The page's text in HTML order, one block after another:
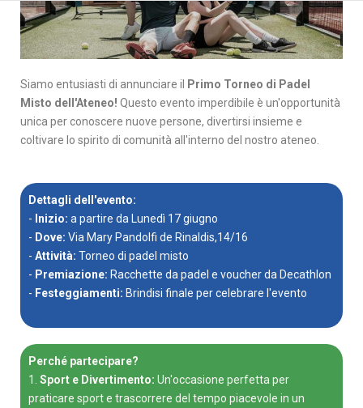
Siamo entusiasti di annunciare il
Primo Torneo di Padel
Misto dell'Ateneo! Questo evento imperdibile è un'opportunità
unica per conoscere nuove persone, divertirsi insieme e
coltivare lo spirito di comunità all'interno del nostro ateneo.
Dettagli dell'evento:
- Inizio: a partire da Lunedì 17 giugno
- Dove: Via Mary Pandolfi de Rinaldis,14/16
- Attività: Torneo di padel misto
- Premiazione: Racchette da padel e voucher da Decathlon
- Festeggiamenti: Brindisi finale per celebrare l'evento
Perché partecipare?
1. Sport e Divertimento: Un'occasione perfetta per
praticare sport e trascorrere del tempo piacevole in un